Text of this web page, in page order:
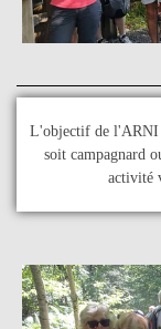
L'objectif de l'ARNI
soit campagnard
activité